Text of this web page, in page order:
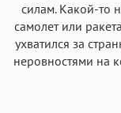
силам. Какой-то
самолет или
ухватился за
неровностями на